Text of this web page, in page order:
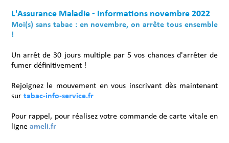
L'Assurance Maladie - Informations novembre 2022
Moi(s) sans tabac : en novembre, on arrête tous ensemble
!
Un arrêt de 30 jours multiple par 5 vos chances d'arrêter de
fumer définitivement !
Rejoignez le mouvement en vous inscrivant dès maintenant
sur tabac-info-service.fr
Pour rappel, pour réalisez votre commande de carte vitale en
ligne ameli.fr